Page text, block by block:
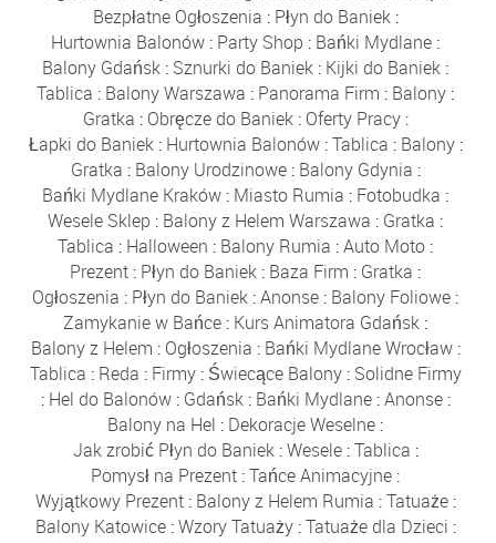
Bezpłatne Ogłoszenia : Płyn do Baniek:
Hurtownia Balonów : Party Shop : Bańki Mydlane :
Balony Gdańsk : Sznurki do Baniek : Kijki do Baniek :
Tablica : Balony Warszawa : Panorama Firm : Balony :
Gratka : Obręcze do Baniek: Oferty Pracy:
Łapki do Baniek: Hurtownia Balonów:Tablica : Balony:
Gratka : Balony Urodzinowe: Balony Gdynia :
Bańki Mydlane Kraków : Miasto Rumia : Fotobudka :
Wesele Sklep : Balony z Helem Warszawa : Gratka :
Tablica : Halloween : Balony Rumia :Auto Moto :
Prezent : Płyn do Baniek : Baza Firm : Gratka :
Ogłoszenia : Płyn do Baniek :Anonse : Balony Foliowe :
Zamykanie w Bańce : Kurs Animatora Gdańsk :
Balony z Helem : Ogłoszenia : Bańki Mydlane Wrocław:
Tablica : Reda : Firmy: Świecące Balony: Solidne Firmy
: Hel do Balonów: Gdańsk: Bańki Mydlane:Anonse:
Balony na Hel : Dekoracje Weselne :
Jak zrobić Płyn do Baniek:Wesele:Tablica :
Pomysł na Prezent :Tańce Animacyjne :
Wyjątkowy Prezent: Balony z Helem Rumia :Tatuaże:
Balony Katowice:Wzory Tatuaży:Tatuaże dla Dzieci :